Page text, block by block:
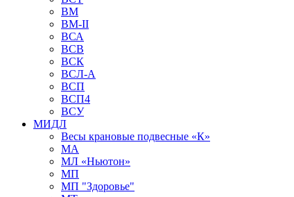
BM
BM-II
ВСА
ВСВ
ВСК
ВСЛ-А
ВСП
ВСП4
ВСУ
МИДЛ
Весы крановые подвесные «К»
МА
МЛ «Ньютон»
МП
МП "Здоровье"